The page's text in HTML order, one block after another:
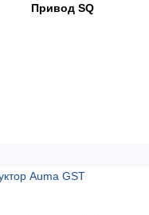
Привод SQ